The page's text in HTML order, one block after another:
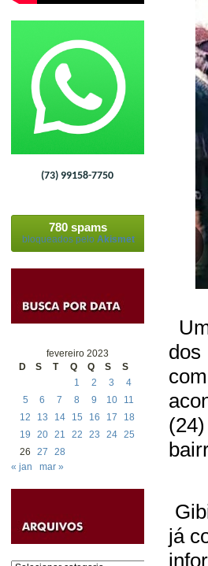
(73) 99158-7750
780 spams
bloqueados pelo Akismet
fevereiro 2023
D
S T Q Q S
S
1
2 3
4
5
6 7 8 9 10
11
12
13 14 15 16 17
18
19
20 21 22 23 24 25
26
27
28
« jan
mar »
dos
já